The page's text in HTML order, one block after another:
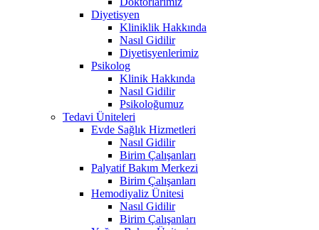
Diyetisyen
Kliniklik Hakkında
Nasıl Gidilir
Diyetisyenlerimiz
Psikolog
Klinik Hakkında
Nasıl Gidilir
Psikoloğumuz
Tedavi Üniteleri
Evde Sağlık Hizmetleri
Nasıl Gidilir
Birim Çalışanları
Palyatif Bakım Merkezi
Birim Çalışanları
Hemodiyaliz Ünitesi
Nasıl Gidilir
Birim Çalışanları